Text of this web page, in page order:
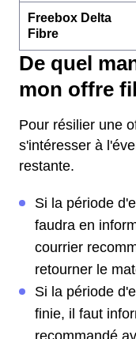
Freebox Delta
Fibre
De quel
mon offre
Pour résilier une
s'intéresser à
restante.
Si la période
faudra en
courrier
retourner le
Si la période
finie, il faut
recommandé